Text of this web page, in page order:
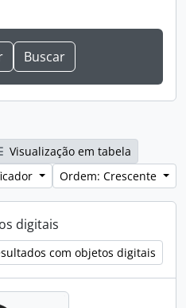
Visualização em tabela
Ordem: Crescente
digitais
com objetos digitais